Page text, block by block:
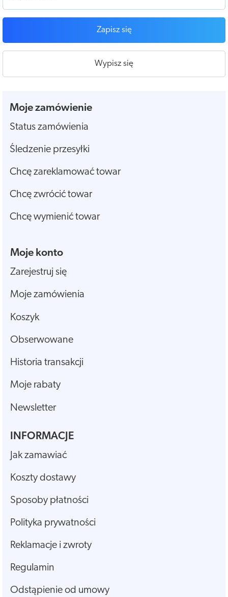
Zapisz się
Wypisz się
Moje zamówienie
Status zamówienia
Śledzenie przesyłki
Chcę zareklamować towar
Chcę zwrócić towar
Chcę wymienić towar
Moje konto
Zarejestruj się
Moje zamówienia
Koszyk
Obserwowane
Historia transakcji
Moje rabaty
Newsletter
INFORMACJE
Jak zamawiać
Koszty dostawy
Sposoby płatności
Polityka prywatności
Reklamacje i zwroty
Regulamin
Odstąpienie od umowy